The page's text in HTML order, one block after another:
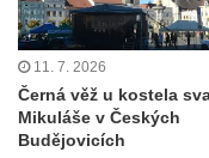
Hrob Franze
Benešově nad
Pamětní desky
kapli Panny Marie
11. 7. 2026
Černá věž u kostela
Mikuláše v Českých
Budějovicích